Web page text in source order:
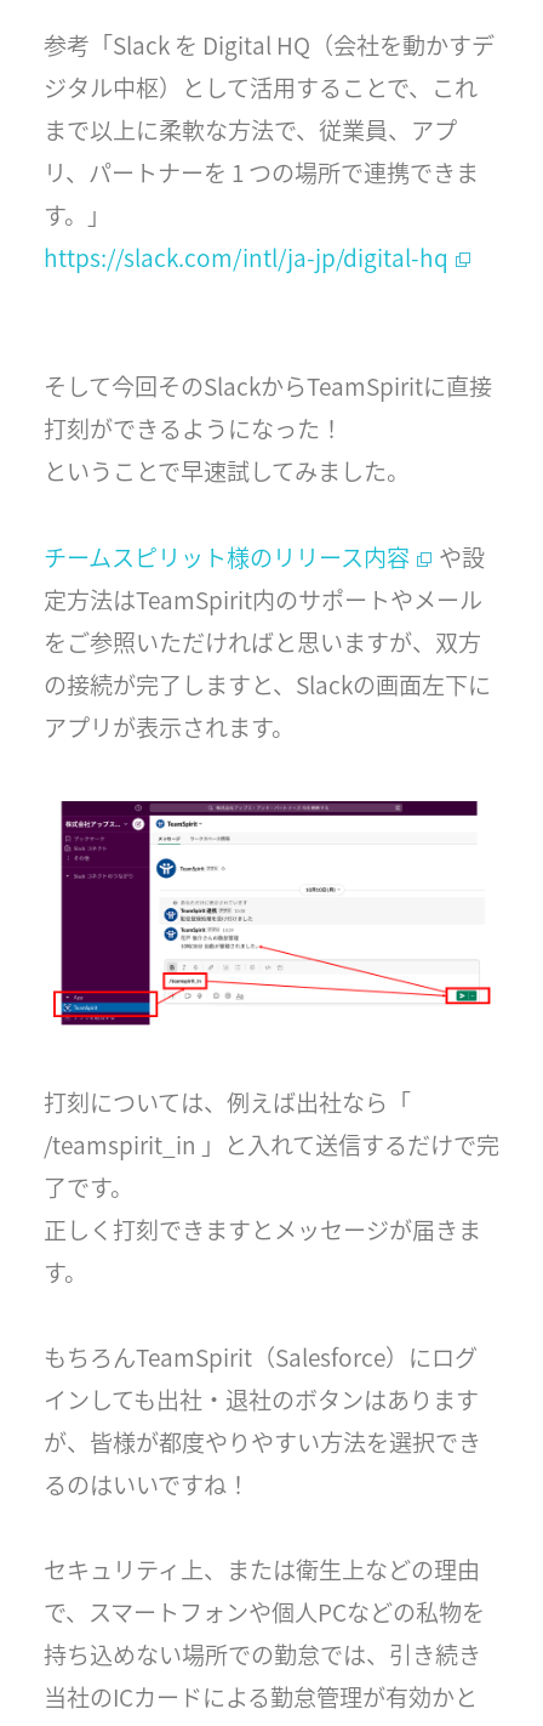
参考「Slack を Digital HQ（会社を動かすデ
ジタル中枢）として活用することで、これ
まで以上に柔軟な方法で、従業員、アプ
リ、パートナーを 1 つの場所で連携できま
す。」
https://slack.com/intl/ja-jp/digital-hq
そして今回そのSlackからTeamSpiritに直接
打刻ができるようになった！
ということで早速試してみました。
チームスピリット様のリリース内容
や設
定方法はTeamSpirit内のサポートやメール
をご参照いただければと思いますが、双方
の接続が完了しますと、Slackの画面左下に
アプリが表示されます。
打刻については、例えば出社なら「
/teamspirit_in 」と入れて送信するだけで完
了です。
正しく打刻できますとメッセージが届きま
す。
もちろんTeamSpirit（Salesforce）にログ
インしても出社・退社のボタンはあります
が、皆様が都度やりやすい方法を選択でき
るのはいいですね！
セキュリティ上、または衛生上などの理由
で、スマートフォンや個人PCなどの私物を
持ち込めない場所での勤怠では、引き続き
当社のICカードによる勤怠管理が有効かと